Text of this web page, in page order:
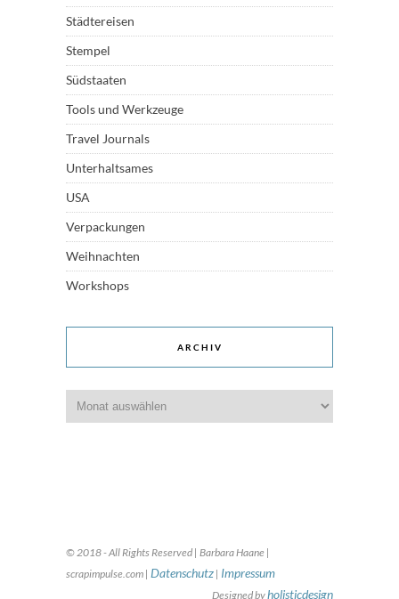
Städtereisen
Stempel
Südstaaten
Tools und Werkzeuge
Travel Journals
Unterhaltsames
USA
Verpackungen
Weihnachten
Workshops
ARCHIV
© 2018 - All Rights Reserved | Barbara Haane |
scrapimpulse.com | Datenschutz | Impressum
Designed byholisticdesign